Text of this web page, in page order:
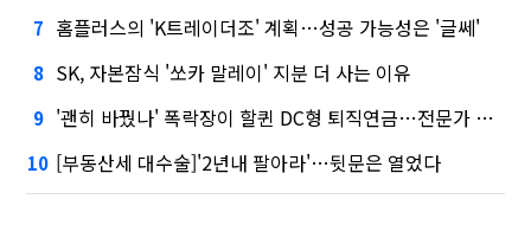
7 홈플러스의 'K트레이더조' 계획…성공 가능성은 '글쎄'
8 SK, 자본잠식 '쏘카 말레이' 지분 더 사는 이유
9 '괜히 바꿨나' 폭락장이 할퀸 DC형 퇴직연금…전문가 조언은
10 [부동산세 대수술]'2년내 팔아라'…뒷문은 열었다